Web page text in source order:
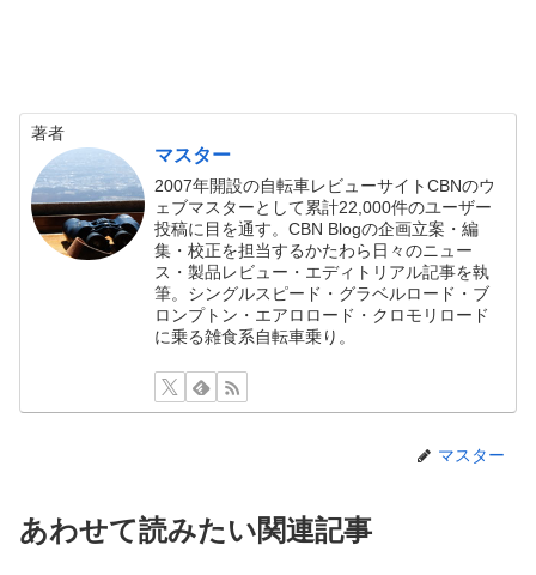
著者
マスター
2007年開設の自転車レビューサイトCBNのウ
ェブマスターとして累計22,000件のユーザー
投稿に目を通す。CBN Blogの企画立案・編
集・校正を担当するかたわら日々のニュー
ス・製品レビュー・エディトリアル記事を執
筆。シングルスピード・グラベルロード・ブ
ロンプトン・エアロロード・クロモリロード
に乗る雑食系自転車乗り。
マスター
あわせて読みたい関連記事